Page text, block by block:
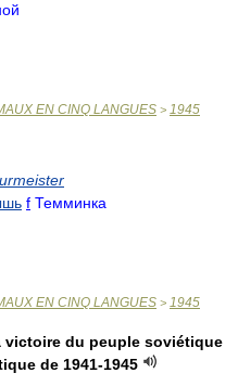
EN CINQ LANGUES > 1945
f Темминка
EN CINQ LANGUES > 1945
victoire du peuple soviétique
de 1941-1945